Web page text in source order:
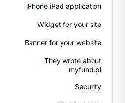
iPhone iPad application
Widget for your site
Banner for your website
They wrote about
myfund.pl
Security